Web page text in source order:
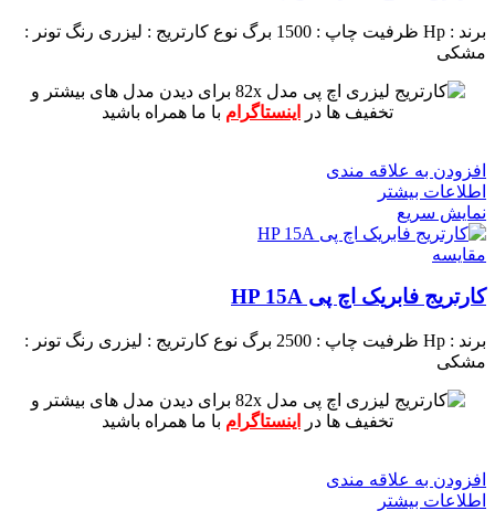
برند : Hp ظرفیت چاپ : 1500 برگ نوع کارتریج : لیزری رنگ تونر :
مشکی
برای دیدن مدل های بیشتر و
تخفیف ها در
اینستاگرام با ما همراه باشید
افزودن به علاقه مندی
اطلاعات بیشتر
نمایش سریع
مقايسه
کارتریج فابریک اچ پی HP 15A
برند : Hp ظرفیت چاپ : 2500 برگ نوع کارتریج : لیزری رنگ تونر :
مشکی
برای دیدن مدل های بیشتر و
تخفیف ها در
اینستاگرام با ما همراه باشید
افزودن به علاقه مندی
اطلاعات بیشتر